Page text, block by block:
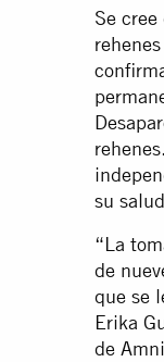
Se
su
“La
de
que se
Erika
de